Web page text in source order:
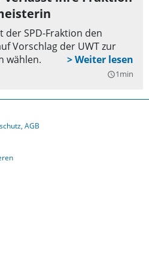
der SPD-Fraktion den
Vorschlag der UWT zur
wählen.
query_builder1min
AGB